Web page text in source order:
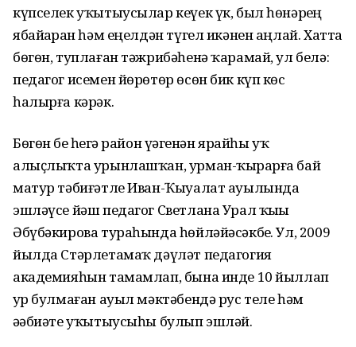
күпселек уҡытыусылар кеүек үк, был һөнәрҙең
ябайҙарҙан һәм еңелдән түгел икәнен аңлай. Хатта
бөгөн, туплаған тәжрибәһенә ҡарамай, ул белә:
педагог исемен йөрөтөр өсөн бик күп көс
һалырға кәрәк.
Бөгөн беҙ һеҙгә район үҙәгенән ярайһы уҡ
алыҫлыҡта урынлашҡан, урман-ҡырҙарға бай
матур тәбиғәтле Иван-Ҡыуалат ауылында
эшләүсе йәш педагог Светлана Урал ҡыҙы
Әбүбәкирова тураһында һөйләйәсәкбеҙ. Ул, 2009
йылда Стәрлетамаҡ дәүләт педагогия
академияһын тамамлап, бына инде 10 йыллап
ҙур булмаған ауыл мәктәбендә рус теле һәм
әҙәбиәте уҡытыусыһы булып эшләй.